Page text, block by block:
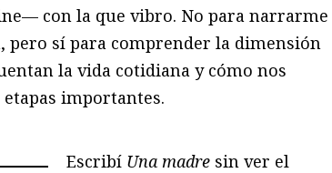
con la que vibro. No para narrarme
pero sí para comprender la dimensión
la vida cotidiana y cómo nos
importantes.
Escribí Una madre sin ver el